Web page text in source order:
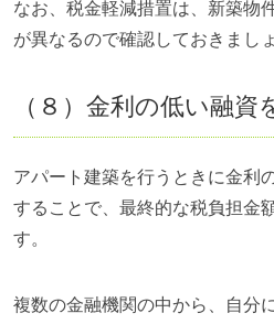
なお、税金軽減措置は、新築物
が異なるので確認しておきましょ
（８）金利の低い融資
アパート建築を行うときに金利
することで、最終的な税負担金
す。
複数の金融機関の中から、自分